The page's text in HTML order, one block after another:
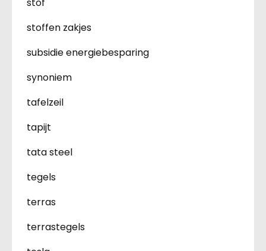
stoffen zakjes
subsidie energiebesparing
synoniem
tafelzeil
tapijt
tata steel
tegels
terras
terrastegels